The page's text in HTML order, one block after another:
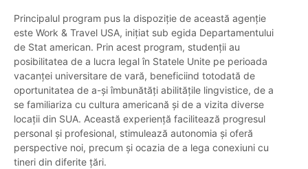
Principalul program pus la dispoziție de această agenție
este Work & Travel USA, inițiat sub egida Departamentului
de Stat american. Prin acest program, studenții au
posibilitatea de a lucra legal în Statele Unite pe perioada
vacanței universitare de vară, beneficiind totodată de
oportunitatea de a-și îmbunătăți abilitățile lingvistice, de a
se familiariza cu cultura americană și de a vizita diverse
locații din SUA. Această experiență facilitează progresul
personal și profesional, stimulează autonomia și oferă
perspective noi, precum și ocazia de a lega conexiuni cu
tineri din diferite țări.